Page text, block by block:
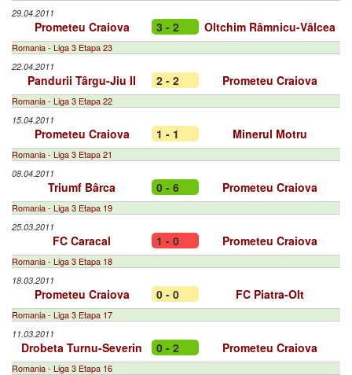
29.04.2011
Prometeu Craiova 3 - 2 Oltchim Râmnicu-Vâlcea
Romania - Liga 3 Etapa 23
22.04.2011
Pandurii Târgu-Jiu II 2 - 2 Prometeu Craiova
Romania - Liga 3 Etapa 22
15.04.2011
Prometeu Craiova 1 - 1 Minerul Motru
Romania - Liga 3 Etapa 21
08.04.2011
Triumf Bârca 0 - 6 Prometeu Craiova
Romania - Liga 3 Etapa 19
25.03.2011
FC Caracal 1 - 0 Prometeu Craiova
Romania - Liga 3 Etapa 18
18.03.2011
Prometeu Craiova 0 - 0 FC Piatra-Olt
Romania - Liga 3 Etapa 17
11.03.2011
Drobeta Turnu-Severin 0 - 2 Prometeu Craiova
Romania - Liga 3 Etapa 16